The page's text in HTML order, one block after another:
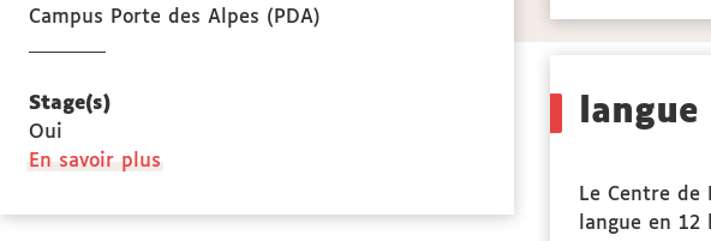
Campus Porte des Alpes (PDA)
Stage(s)
Oui
En savoir plus
des
Le Centre de
langue en